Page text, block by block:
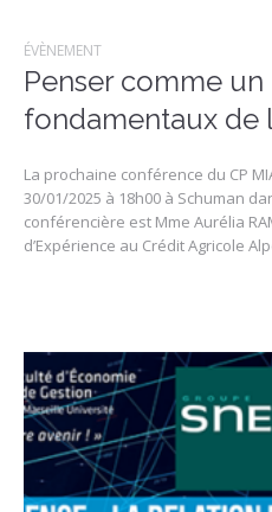
ÉVÈNEMENT
Penser comme
fondamentaux de
La prochaine conférence du CP
30/01/2025 à 18h00 à Schuman
conférencière est Mme Aurélia
d’Expérience au Crédit Agricole